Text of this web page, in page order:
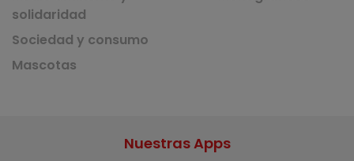
solidaridad
Sociedad y consumo
Mascotas
Nuestras Apps